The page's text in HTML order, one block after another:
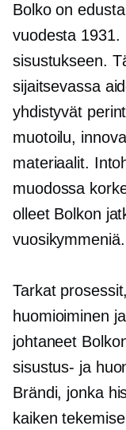
Bolko on
vuodesta 1931.
sisustukseen.
sijaitsevassa
yhdistyvät
muotoilu,
materiaalit.
muodossa
olleet Bolkon
vuosikymmeniä.
Tarkat
huomioiminen
johtaneet
sisustus- ja
Brändi, jonka
kaiken